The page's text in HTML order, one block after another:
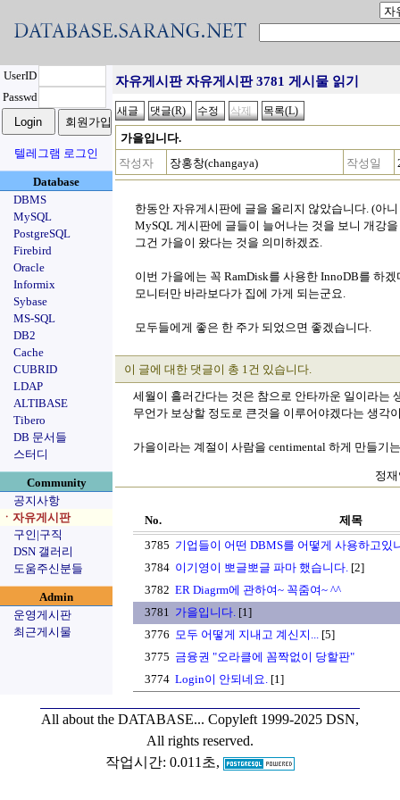
UserID
Passwd
텔레그램 로그인
Database
DBMS
MySQL
PostgreSQL
Firebird
Oracle
Informix
Sybase
MS-SQL
DB2
Cache
CUBRID
LDAP
ALTIBASE
Tibero
DB 문서들
스터디
Community
공지사항
ㆍ자유게시판
구인|구직
DSN 갤러리
도움주신분들
Admin
운영게시판
최근게시물
자유게시판 자유게시판 3781 게시물 읽기
가을입니다.
작성자
장홍창(changaya) 작성일
한동안 자유게시판에 글을 올리지 않았습니다. (아
MySQL 게시판에 글들이 늘어나는 것을 보니 개강
그건 가을이 왔다는 것을 의미하겠죠.
이번 가을에는 꼭 RamDisk를 사용한 InnoDB를 하
모니터만 바라보다가 집에 가게 되는군요.
모두들에게 좋은 한 주가 되었으면 좋겠습니다.
이 글에 대한 댓글이 총 1건 있습니다.
세월이 흘러간다는 것은 참으로 안타까운 일이라는
무언가 보상할 정도로 큰것을 이루어야겠다는 생각
가을이라는 계절이 사람을 centimental 하게 만들기
정
No.
제목
3785 기업들이 어떤 DBMS를 어떻게 사용하고있
3784 이기영이 뽀글뽀글 파마 했습니다. [2]
3782 ER Diagrm에 관하여~ 꼭줌여~ ^^
3781 가을입니다. [1]
3776 모두 어떻게 지내고 계신지... [5]
3775 금융권 "오라클에 꼼짝없이 당할판"
3774 Login이 안되네요. [1]
All about the DATABASE... Copyleft 1999-2025 DSN,
All rights reserved.
작업시간: 0.011초,